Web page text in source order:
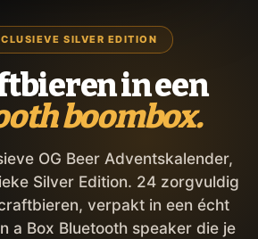
SILVER EDITION
in een
boombox.
OG Beer Adventskalender,
Silver Edition. 24 zorgvuldig
verpakt in een écht
a Box Bluetooth speaker die je